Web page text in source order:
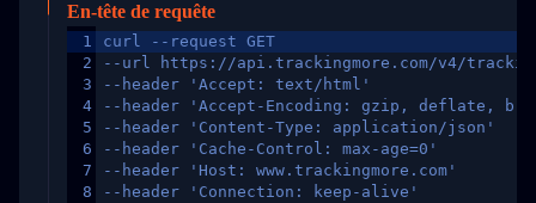
En-tête de requête
1
2
3
4
5
6
7
8
curl --request GET
--url https://api.trackingmore.com/v4/trackings/
--header 'Accept: text/html'
--header 'Accept-Encoding: gzip, deflate,
--header 'Content-Type: application/json'
--header 'Cache-Control: max-age=0'
--header 'Host: www.trackingmore.com'
--header 'Connection: keep-alive'